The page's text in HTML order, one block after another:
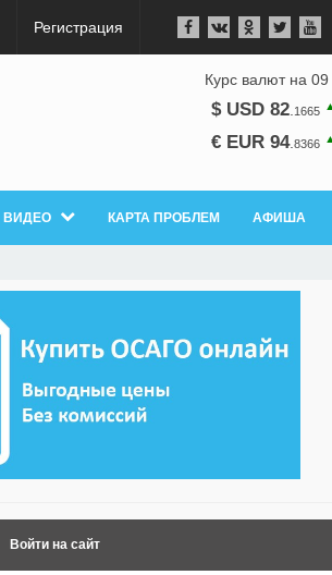
Регистрация
Курс валют на 09
$ USD 82 1665
€ EUR 94. 8366
ВИДЕО КАРТА ПРОБЛЕМ АФИША
Войти на сайт